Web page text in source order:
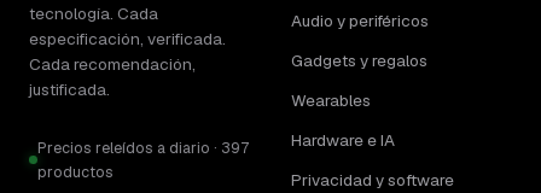
tecnología. Cada
especificación, verificada.
Cada recomendación,
justificada.
Precios releídos a diario · 397
productos
Audio y periféricos
Gadgets y regalos
Wearables
Hardware e IA
Privacidad y software